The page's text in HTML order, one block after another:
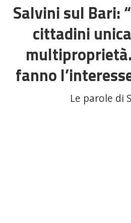
Salvini sul Bari:
cittadini
fanno
Le parole di